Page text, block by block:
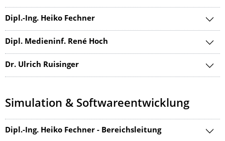
Dipl.-Ing. Heiko Fechner
Dipl. Medieninf. René Hoch
Dr. Ulrich Ruisinger
Simulation & Softwareentwicklung
Dipl.-Ing. Heiko Fechner - Bereichsleitung